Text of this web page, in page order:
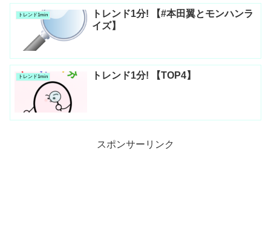
トレンド1min
トレンド1分! 【#本田翼とモンハンラ
イズ】
トレンド1min トレンド1分! 【TOP4】
スポンサーリンク